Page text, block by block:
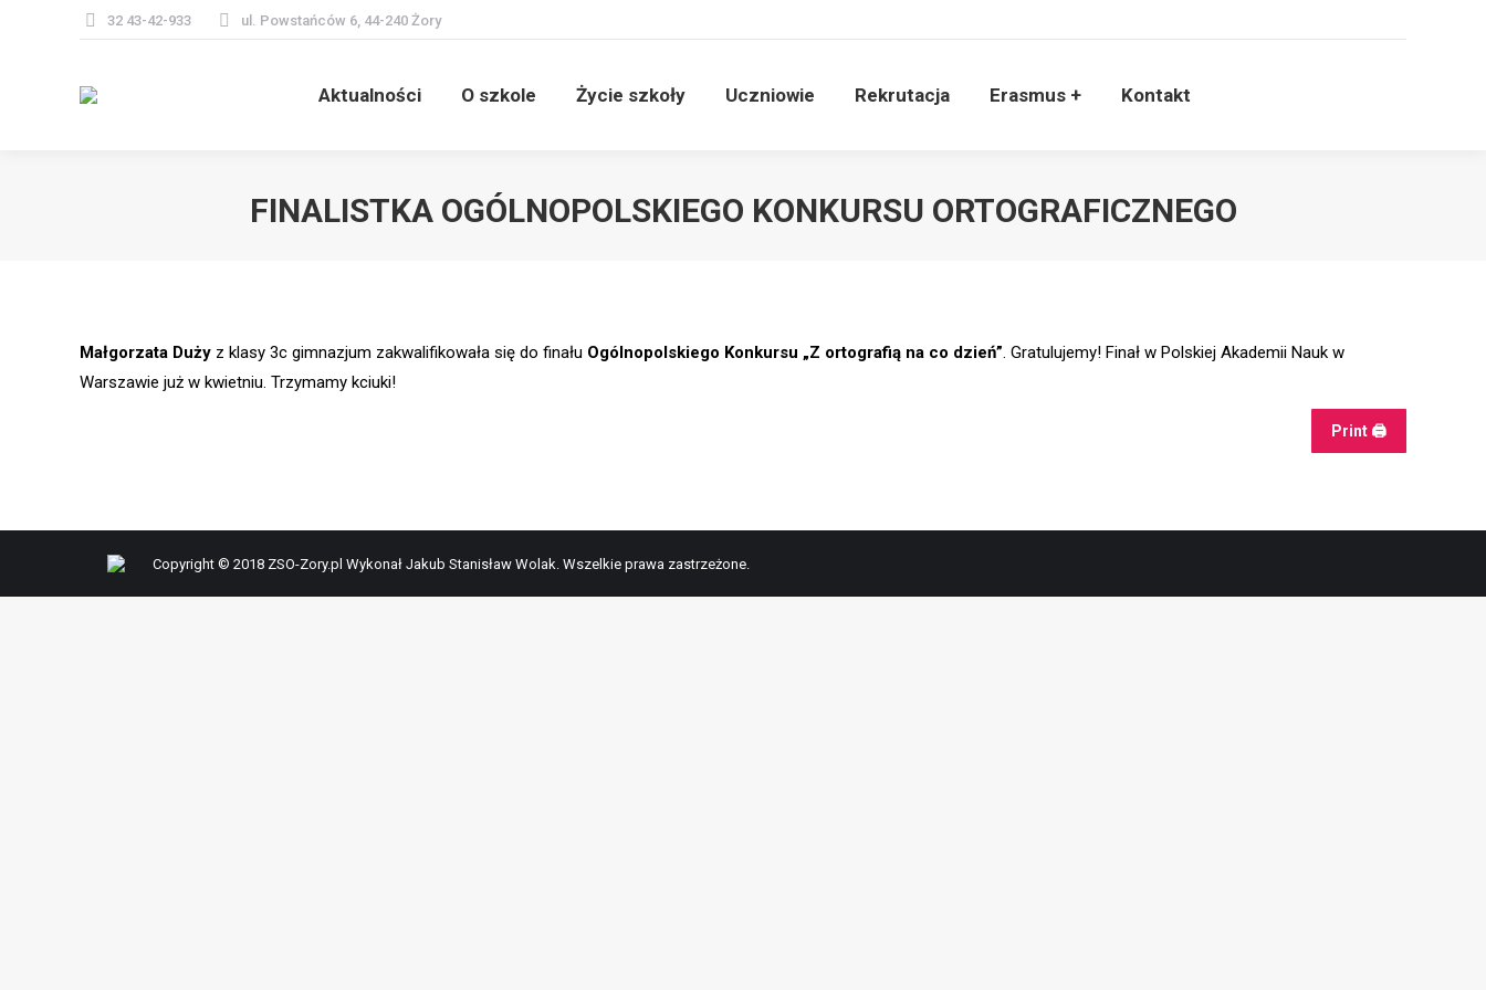
32 43-42-933 ul. Powstańców 6, 44-240 Żory
Aktualności O szkole Życie szkoły Uczniowie Rekrutacja Erasmus + Kontakt
FINALISTKA OGÓLNOPOLSKIEGO KONKURSU ORTOGRAFICZNEGO
Małgorzata Duży z klasy 3c gimnazjum zakwalifikowała się do finału Ogólnopolskiego Konkursu „Z ortografią na co dzień”. Gratulujemy! Finał w Polskiej Akademii Nauk w
Warszawie już w kwietniu. Trzymamy kciuki!
Print 🖨
Copyright © 2018 ZSO-Zory.pl Wykonał Jakub Stanisław Wolak. Wszelkie prawa zastrzeżone.
Aktualności O szkole Życie szkoły Uczniowie Rekrutacja Erasmus + Kontakt